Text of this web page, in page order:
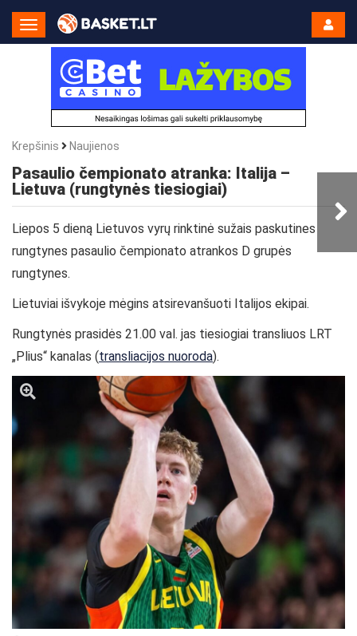
Toggle
Navigation
Krepšinis Naujienos
Pasaulio čempionato atranka: Italija –
Lietuva (rungtynės tiesiogiai)
Liepos 5 dieną Lietuvos vyrų rinktinė sužais paskutines
rungtynes pasaulio čempionato atrankos D grupės
rungtynes.
Lietuviai išvykoje mėgins atsirevanšuoti Italijos ekipai.
Rungtynės prasidės 21.00 val. jas tiesiogiai transliuos LRT
„Plius“ kanalas (transliacijos nuoroda).